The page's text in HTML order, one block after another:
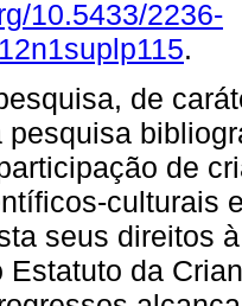
10.5433/2236-
.
de
pesquisa
de
culturais
seus direitos
Estatuto da